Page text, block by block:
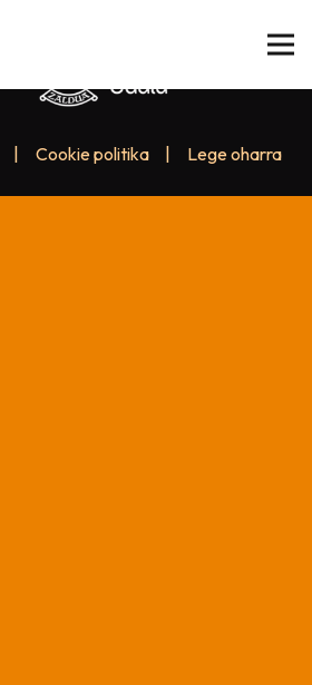
Cookie politika Lege oharra